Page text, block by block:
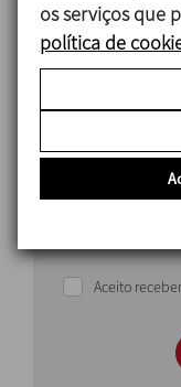
País
Aceito
os serviços que
política de